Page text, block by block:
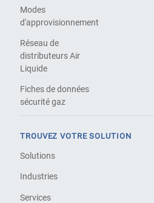
Modes
d'approvisionnement
Réseau de
distributeurs Air
Liquide
Fiches de données
sécurité gaz
TROUVEZ VOTRE SOLUTION
Solutions
Industries
Services